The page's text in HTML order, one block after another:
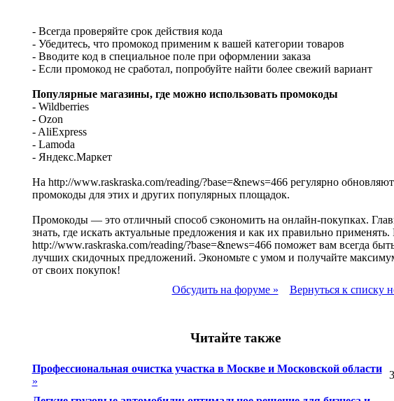
- Всегда проверяйте срок действия кода
- Убедитесь, что промокод применим к вашей категории товаров
- Вводите код в специальное поле при оформлении заказа
- Если промокод не сработал, попробуйте найти более свежий вариант
Популярные магазины, где можно использовать промокоды
- Wildberries
- Ozon
- AliExpress
- Lamoda
- Яндекс.Маркет
На http://www.raskraska.com/reading/?base=&news=466 регулярно
промокоды для этих и других популярных площадок.
Промокоды — это отличный способ сэкономить на онлайн-покупках.
знать, где искать актуальные предложения и как их правильно применять.
http://www.raskraska.com/reading/?base=&news=466 поможет вам всегда
лучших скидочных предложений. Экономьте с умом и получайте
от своих покупок!
Обсудить на форуме »
Вернуться к списку
Читайте также
Профессиональная очистка участка в Москве и Московской области
»